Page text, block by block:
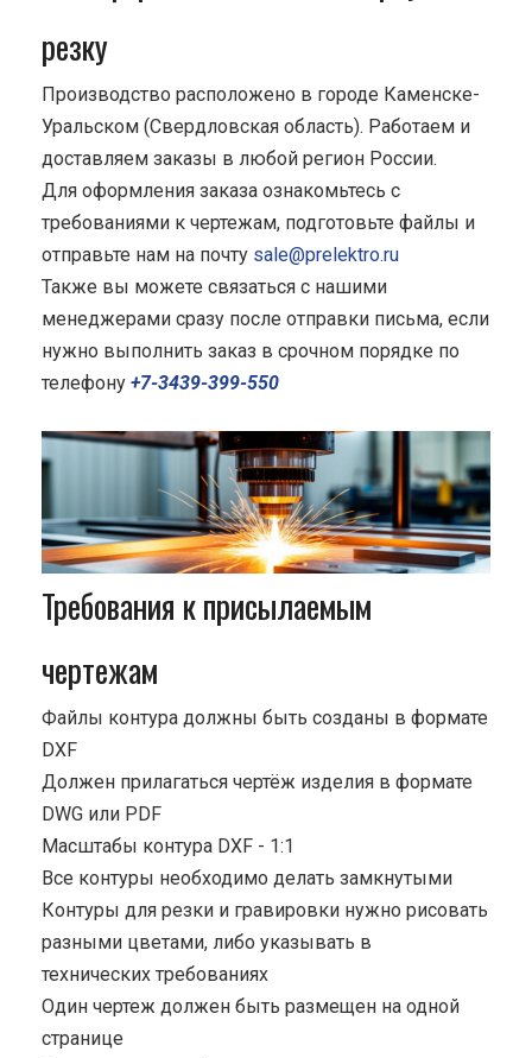
резку
Производство расположено в городе Каменске-
Уральском (Свердловская область). Работаем и
доставляем заказы в любой регион России.
Для оформления заказа ознакомьтесь с
требованиями к чертежам, подготовьте файлы и
отправьте нам на почту sale@prelektro.ru
Также вы можете связаться с нашими
менеджерами сразу после отправки письма, если
нужно выполнить заказ в срочном порядке по
телефону +7-3439-399-550
Требования к присылаемым
чертежам
Файлы контура должны быть созданы в формате
DXF
Должен прилагаться чертёж изделия в формате
DWG или PDF
Масштабы контура DXF - 1:1
Все контуры необходимо делать замкнутыми
Контуры для резки и гравировки нужно рисовать
разными цветами, либо указывать в
технических требованиях
Один чертеж должен быть размещен на одной
странице